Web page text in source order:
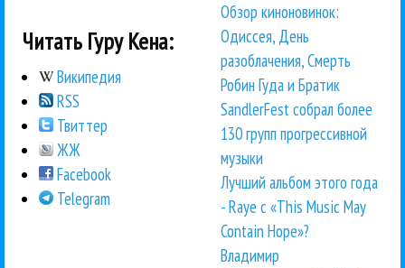
Читать Гуру Кена:
Википедия
RSS
Твиттер
ЖЖ
Facebook
Telegram
Обзор киноновинок:
Одиссея, День
разоблачения, Смерть
Робин Гуда и Братик
SandlerFest собрал более
130 групп прогрессивной
музыки
Лучший альбом этого года
- Raye с «This Music May
Contain Hope»?
Владимир